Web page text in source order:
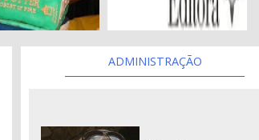
ADMINISTRAÇÃO